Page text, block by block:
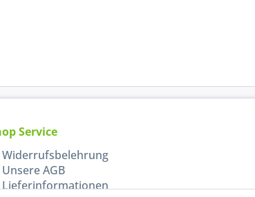
Service
Widerrufsbelehrung
Unsere AGB
Lieferinformationen